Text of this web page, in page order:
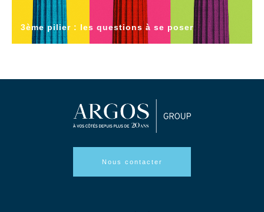
3ème pilier : les questions à se poser
Nous contacter